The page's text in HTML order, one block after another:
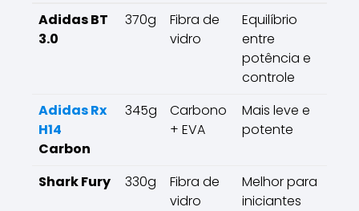
Adidas BT
3.0
370g
Fibra de
vidro
Equilíbrio
entre
potência e
controle
Adidas Rx
H14
Carbon
345g
Carbono
+ EVA
Mais leve e
potente
Shark Fury 330g
Fibra de
vidro
Melhor para
iniciantes